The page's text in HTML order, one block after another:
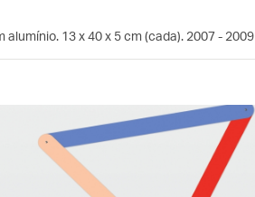
alumínio. 13 x 40 x 5 cm (cada). 2007 - 2009